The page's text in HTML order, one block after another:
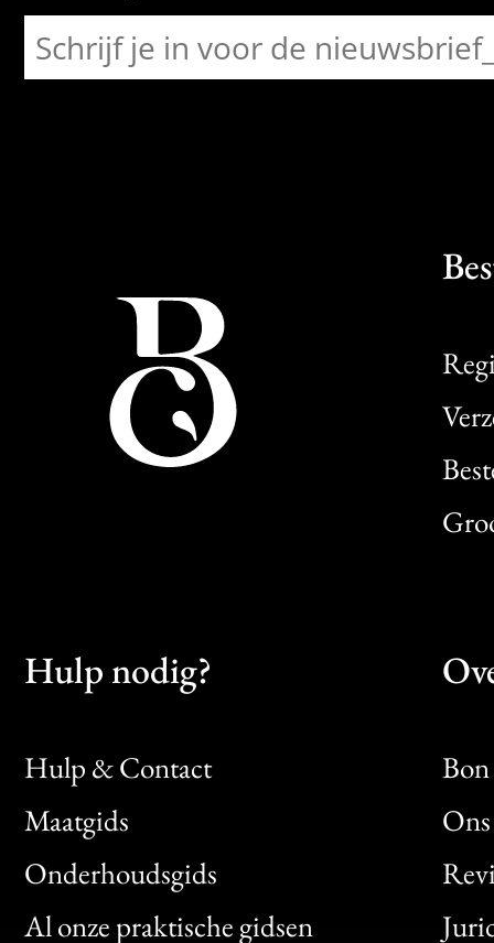
Hulp nodig?
Hulp & Contact
Maatgids
Onderhoudsgids
Al onze praktische gidsen
Bon
Clic